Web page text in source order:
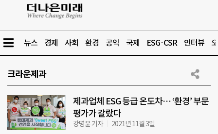
뉴스 경제 사회 환경 공익 국제 ESG·CSR 인터뷰
크라운제과
제과업체 ESG 등급 온도차… ‘환경’ 부문
평가가 갈랐다
강명윤 기자 2021년 11월 3일